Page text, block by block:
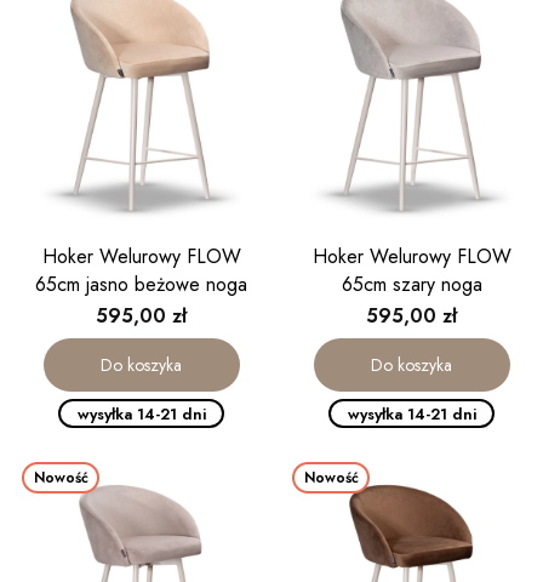
Hoker Welurowy FLOW
65cm jasno beżowe noga
kaszmirowa
Cena
595,00 zł
Do koszyka
wysyłka 14-21 dni
Hoker Welurowy FLOW
65cm szary noga
kaszmirowa
Cena
595,00 zł
Do koszyka
wysyłka 14-21 dni
Nowość Nowość